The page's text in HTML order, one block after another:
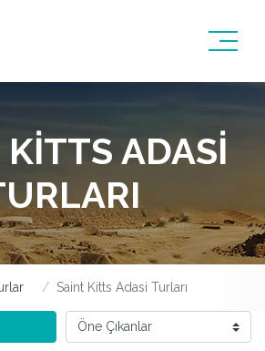
ADASI
Saint Kitts Adasi Turları